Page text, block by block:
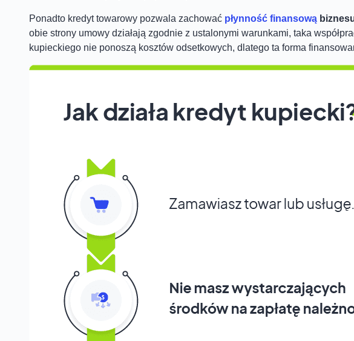
Ponadto kredyt towarowy pozwala zachować płynność finansową
obie strony umowy działają zgodnie z ustalonymi warunkami, taka
kupieckiego nie ponoszą kosztów odsetkowych, dlatego ta forma